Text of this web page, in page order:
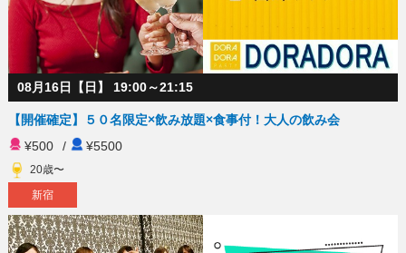
08月16日【日】 19:00～21:15
【開催確定】５０名限定×飲み放題×食事付！大人の飲み会
¥500
/ ¥5500
20歳〜
新宿